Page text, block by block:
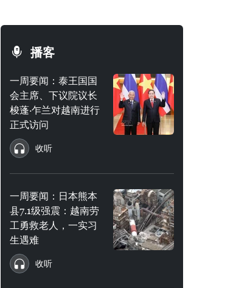
播客
一周要闻：泰王国国
会主席、下议院议长
梭蓬·乍兰对越南进行
正式访问
收听
一周要闻：日本熊本
县7.1级强震：越南劳
工勇救老人，一实习
生遇难
收听